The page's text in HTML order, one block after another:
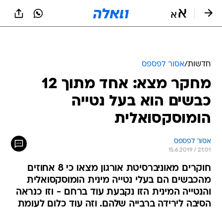
חדשות/אסור לפספס
מחקר מצא: אחד מתוך 12
כבשים הוא בעל נטייה
הומוסקסואלית
אסור לפספס
15.6.2019 / 21:01
חוקרים מאוניברסיטת אורגון מצאו כי 8 אחוזים
מהכבשים הם בעלי נטייה מינית הומוסקסואלית
והנטייה המינית הזו נקבעת עוד ברחם - וזו כנראה
הסיבה לירידה ברבייה שלהם. וזה עוד כלום לעומת